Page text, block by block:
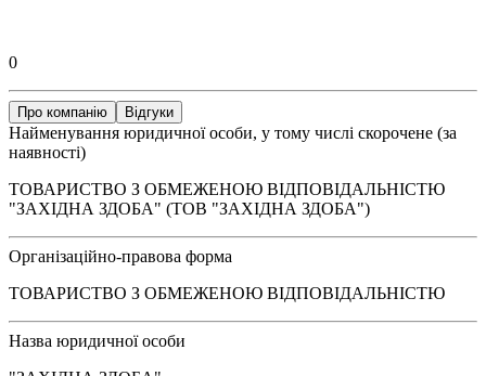
0
Про компанію Відгуки
Найменування юридичної особи, у тому числі скорочене (за
наявності)
ТОВАРИСТВО З ОБМЕЖЕНОЮ ВІДПОВІДАЛЬНІСТЮ
"ЗАХІДНА ЗДОБА" (ТОВ "ЗАХІДНА ЗДОБА")
Організаційно-правова форма
ТОВАРИСТВО З ОБМЕЖЕНОЮ ВІДПОВІДАЛЬНІСТЮ
Назва юридичної особи